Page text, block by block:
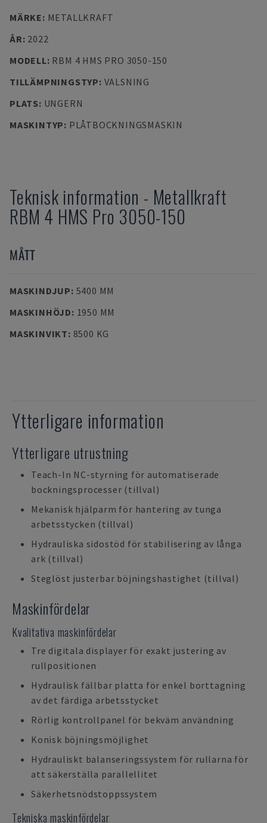
MÄRKE: METALLKRAFT
ÅR: 2022
MODELL: RBM 4 HMS PRO 3050-150
TILLÄMPNINGSTYP: VALSNING
PLATS: UNGERN
MASKINTYP: PLÅTBOCKNINGSMASKIN
Teknisk information - Metallkraft
RBM 4 HMS Pro 3050-150
MÅTT
MASKINDJUP: 5400 MM
MASKINHÖJD: 1950 MM
MASKINVIKT: 8500 KG
Ytterligare information
Ytterligare utrustning
Teach-In NC-styrning för automatiserade
bockningsprocesser (tillval)
Mekanisk hjälparm för hantering av tunga
arbetsstycken (tillval)
Hydrauliska sidostöd för stabilisering av långa
ark (tillval)
Steglöst justerbar böjningshastighet (tillval)
Maskinfördelar
Kvalitativa maskinfördelar
Tre digitala displayer för exakt justering av
rullpositionen
Hydraulisk fällbar platta för enkel borttagning
av det färdiga arbetsstycket
Rörlig kontrollpanel för bekväm användning
Konisk böjningsmöjlighet
Hydrauliskt balanseringssystem för rullarna för
att säkerställa parallellitet
Säkerhetsnödstoppssystem
Tekniska maskinfördelar